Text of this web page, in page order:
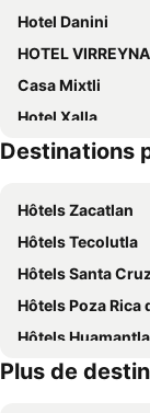
Hotel Danini
HOTEL
Casa Mixtli
Hotel Xalla
JH Hotel
Casa Romano
Don Miguel Suites
Destinations
Hôtels Zacatlan
Hôtels Tecolutla
Hôtels Santa
Hôtels Poza Rica
Hôtels Huamantla
Plus de